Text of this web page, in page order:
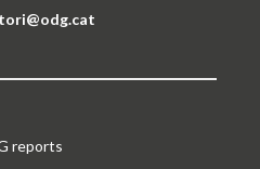
reports